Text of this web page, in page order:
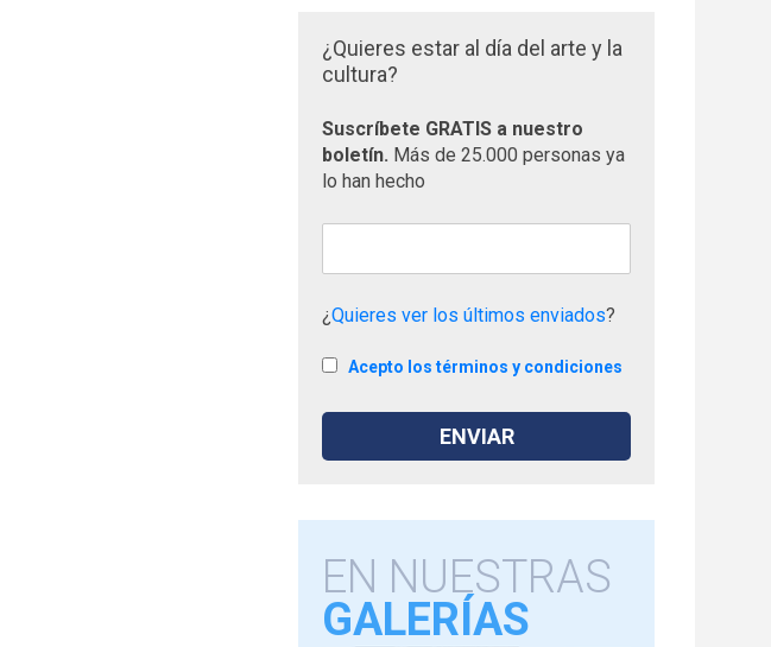
¿Quieres estar al día del arte y la
cultura?
Suscríbete GRATIS a nuestro
boletín. Más de 25.000 personas ya
lo han hecho
¿Quieres ver los últimos enviados?
Acepto los términos y condiciones
EN NUESTRAS
GALERÍAS